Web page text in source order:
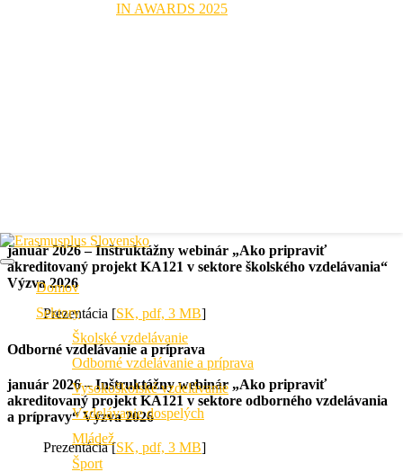
IN AWARDS 2025
Domov
Sektory
Školské vzdelávanie
Odborné vzdelávanie a príprava
Vysokoškolské vzdelávanie
Vzdelávanie dospelých
Mládež
Šport
január 2026 – Inštruktážny webinár „Ako pripraviť
akreditovaný projekt KA121 v sektore školského vzdelávania“
Výzva 2026
Prezentácia [SK, pdf, 3 MB]
Odborné vzdelávanie a príprava
január 2026 – Inštruktážny webinár „Ako pripraviť
akreditovaný projekt KA121 v sektore odborného vzdelávania
a prípravy“ Výzva 2026
Prezentácia [SK, pdf, 3 MB]